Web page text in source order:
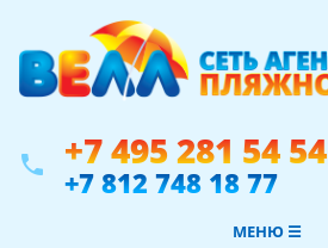
phone +7 495 281 54 54
+7 812 748 18 77
МЕНЮ ☰